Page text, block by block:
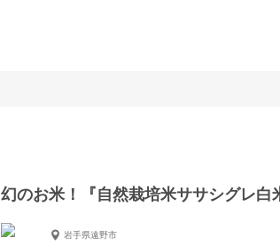
幻のお米！『自然栽培米ササシグレ
岩手県遠野市